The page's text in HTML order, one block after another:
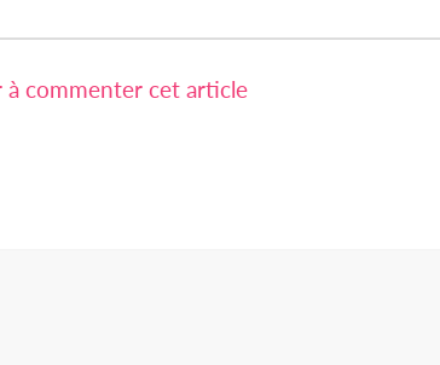
à commenter cet article